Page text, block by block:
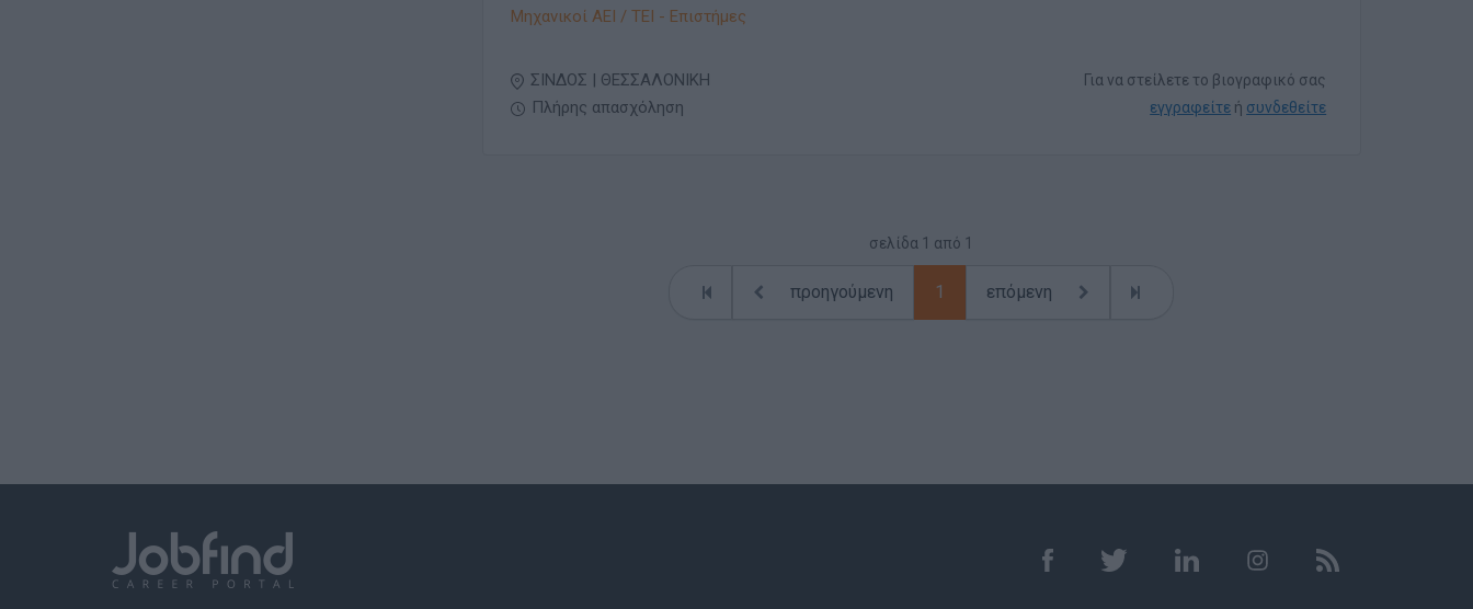
Μηχανικοί ΑΕΙ / ΤΕΙ - Επιστήμες
ΣΙΝΔΟΣ | ΘΕΣΣΑΛΟΝΙΚΗ
Πλήρης απασχόληση
Για να στείλετε το βιογραφικό σας
εγγραφείτε ή συνδεθείτε
σελίδα 1 από 1
προηγούμενη 1 επόμενη